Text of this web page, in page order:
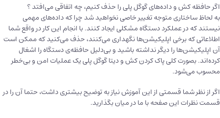
اگر حافظه کش و داده‌های گوگل پلی را حذف کنیم، چه اتفاقی می‌افتد ؟
به لحاظ ساختاری متوجه تغییر خاصی نخواهید شد چرا که داده‌های مهمی
نیستند که در عملکرد دستگاه مشکلی ایجاد کنند. با انجام این کار در واقع شما
اطلاعاتی که برخی اپلیکیشن‌ها نگهداری می‌کنند، حذف می‌کنید که ممکن است
آن اپلیکیشن‌ها را دیگر نداشته باشید و بی‌دلیل حافظه‌ی دستگاه را اشغال
کرده‌اند. بصورت کلی پاک کردن کش و دیتا گوگل پلی یک عملیات امن و بی‌خطر
محسوب می‌شود.
اگر از نظر شما قسمتی از این آموزش نیاز به توضیح بیشتری داشت، حتما آن را در
قسمت نظرات این صفحه با ما در میان بگذارید.